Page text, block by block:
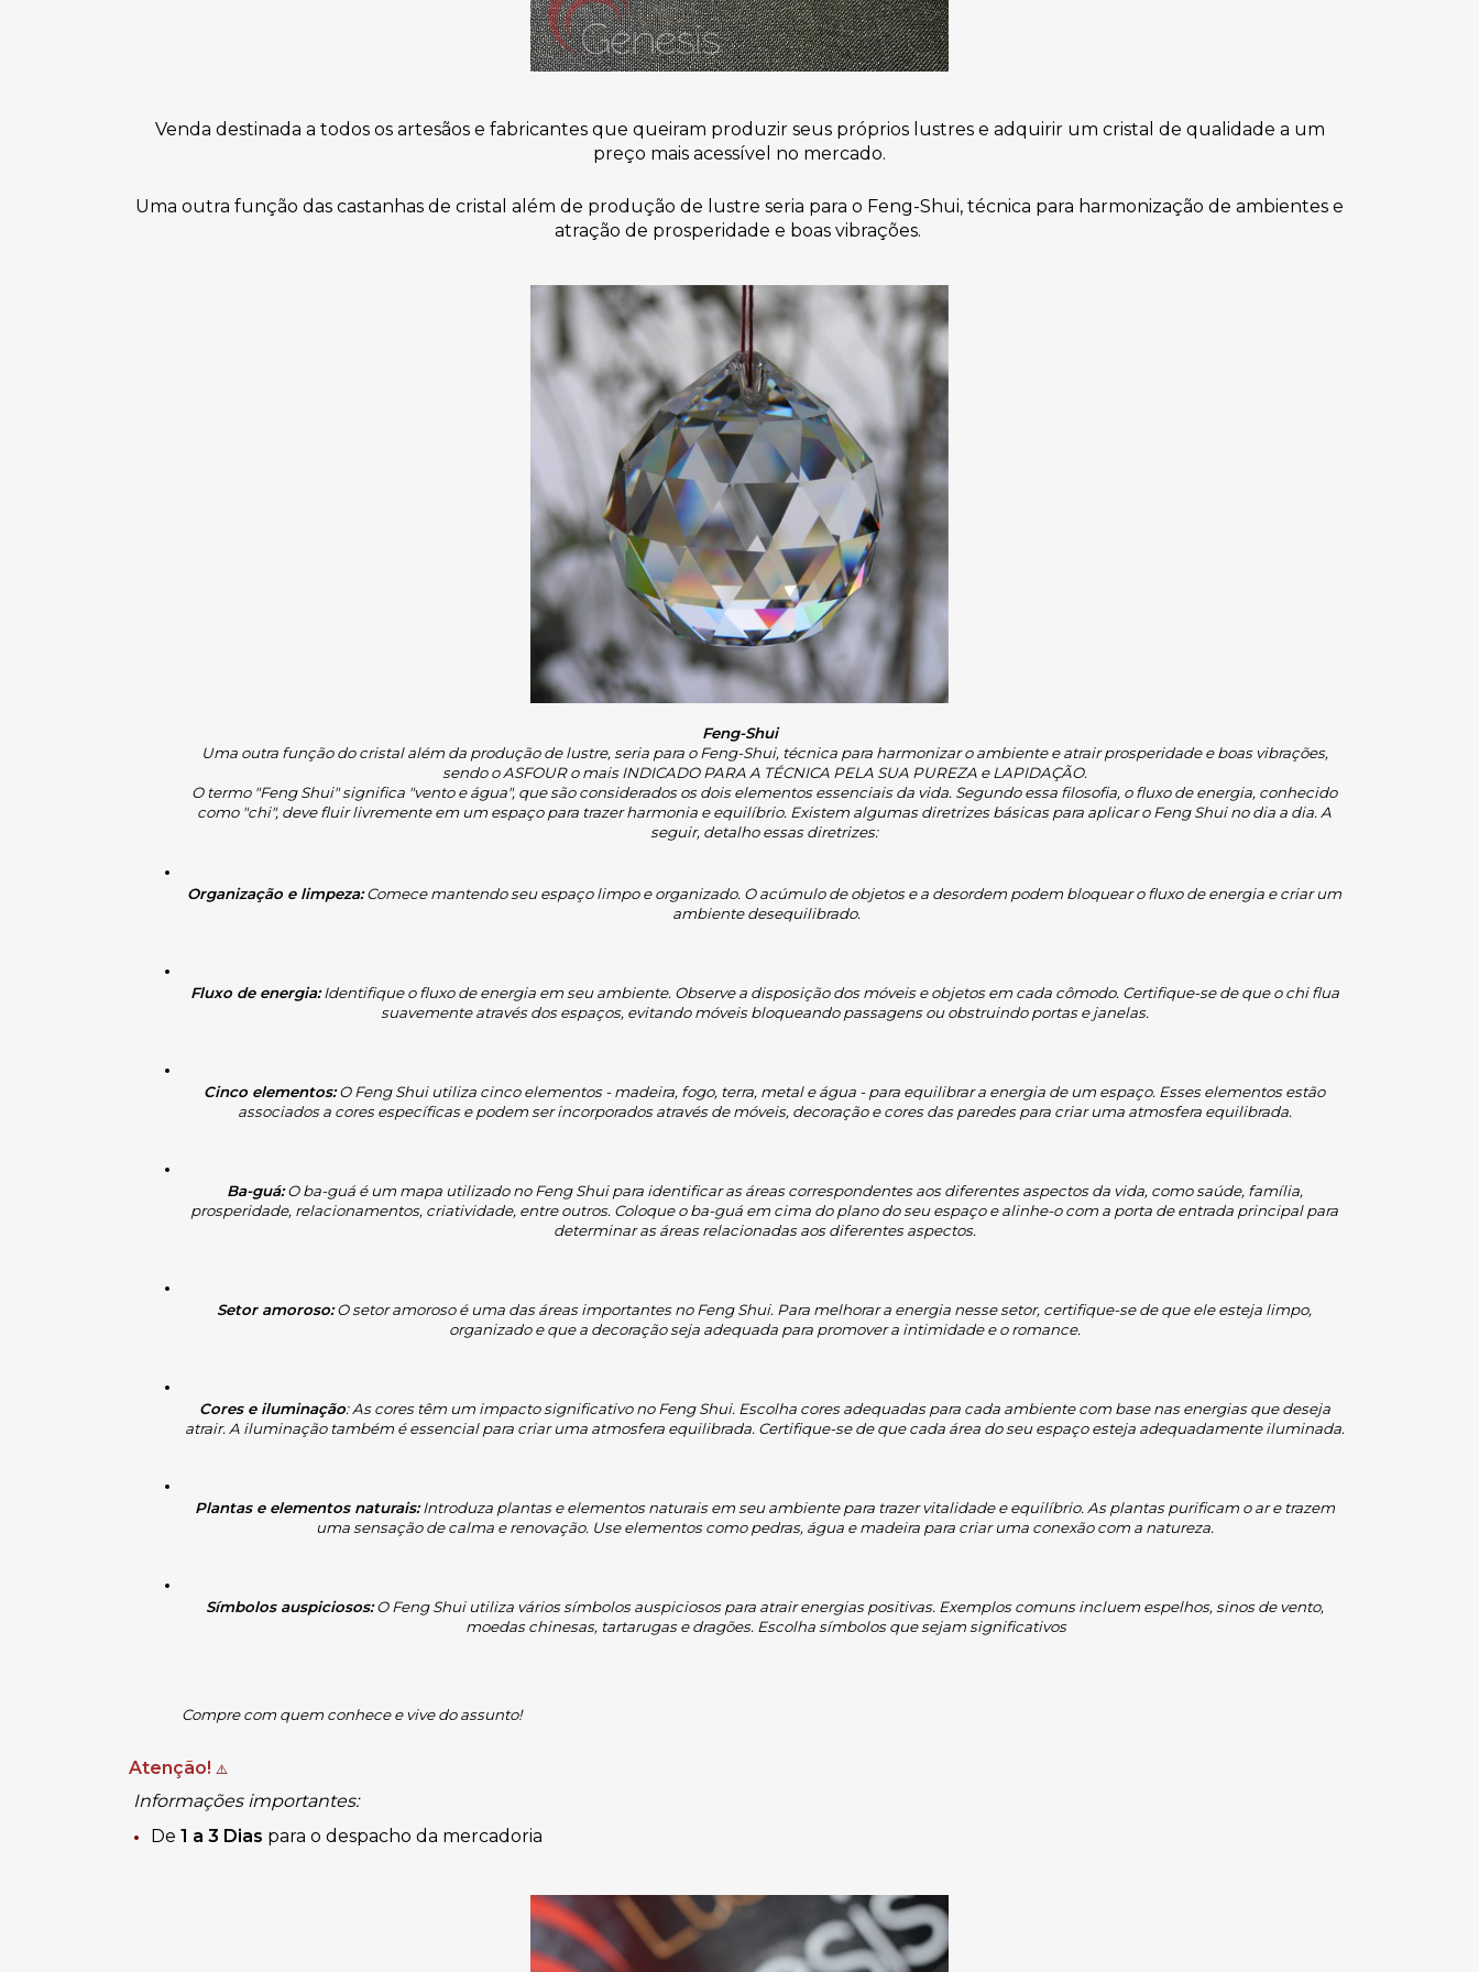
Venda destinada a todos os artesãos e fabricantes que queiram produzir seus próprios lustres e adquirir um cristal de qualidade a um
preço mais acessível no mercado.
Uma outra função das castanhas de cristal além de produção de lustre seria para o Feng-Shui, técnica para harmonização de ambientes e
atração de prosperidade e boas vibrações.
Feng-Shui
Uma outra função do cristal além da produção de lustre, seria para o Feng-Shui, técnica para harmonizar o ambiente e atrair prosperidade e boas vibrações,
sendo o ASFOUR o mais INDICADO PARA A TÉCNICA PELA SUA PUREZA e LAPIDAÇÃO.
O termo "Feng Shui" significa "vento e água", que são considerados os dois elementos essenciais da vida. Segundo essa filosofia, o fluxo de energia, conhecido
como "chi", deve fluir livremente em um espaço para trazer harmonia e equilíbrio. Existem algumas diretrizes básicas para aplicar o Feng Shui no dia a dia. A
seguir, detalho essas diretrizes:
Organização e limpeza: Comece mantendo seu espaço limpo e organizado. O acúmulo de objetos e a desordem podem bloquear o fluxo de energia e criar um
ambiente desequilibrado.
Fluxo de energia: Identifique o fluxo de energia em seu ambiente. Observe a disposição dos móveis e objetos em cada cômodo. Certifique-se de que o chi flua
suavemente através dos espaços, evitando móveis bloqueando passagens ou obstruindo portas e janelas.
Cinco elementos: O Feng Shui utiliza cinco elementos - madeira, fogo, terra, metal e água - para equilibrar a energia de um espaço. Esses elementos estão
associados a cores específicas e podem ser incorporados através de móveis, decoração e cores das paredes para criar uma atmosfera equilibrada.
Ba-guá: O ba-guá é um mapa utilizado no Feng Shui para identificar as áreas correspondentes aos diferentes aspectos da vida, como saúde, família,
prosperidade, relacionamentos, criatividade, entre outros. Coloque o ba-guá em cima do plano do seu espaço e alinhe-o com a porta de entrada principal para
determinar as áreas relacionadas aos diferentes aspectos.
Setor amoroso: O setor amoroso é uma das áreas importantes no Feng Shui. Para melhorar a energia nesse setor, certifique-se de que ele esteja limpo,
organizado e que a decoração seja adequada para promover a intimidade e o romance.
Cores e iluminação: As cores têm um impacto significativo no Feng Shui. Escolha cores adequadas para cada ambiente com base nas energias que deseja
atrair. A iluminação também é essencial para criar uma atmosfera equilibrada. Certifique-se de que cada área do seu espaço esteja adequadamente iluminada.
Plantas e elementos naturais: Introduza plantas e elementos naturais em seu ambiente para trazer vitalidade e equilíbrio. As plantas purificam o ar e trazem
uma sensação de calma e renovação. Use elementos como pedras, água e madeira para criar uma conexão com a natureza.
Símbolos auspiciosos: O Feng Shui utiliza vários símbolos auspiciosos para atrair energias positivas. Exemplos comuns incluem espelhos, sinos de vento,
moedas chinesas, tartarugas e dragões. Escolha símbolos que sejam significativos
Compre com quem conhece e vive do assunto!
Atenção! ⚠️
Informações importantes:
De 1 a 3 Dias para o despacho da mercadoria